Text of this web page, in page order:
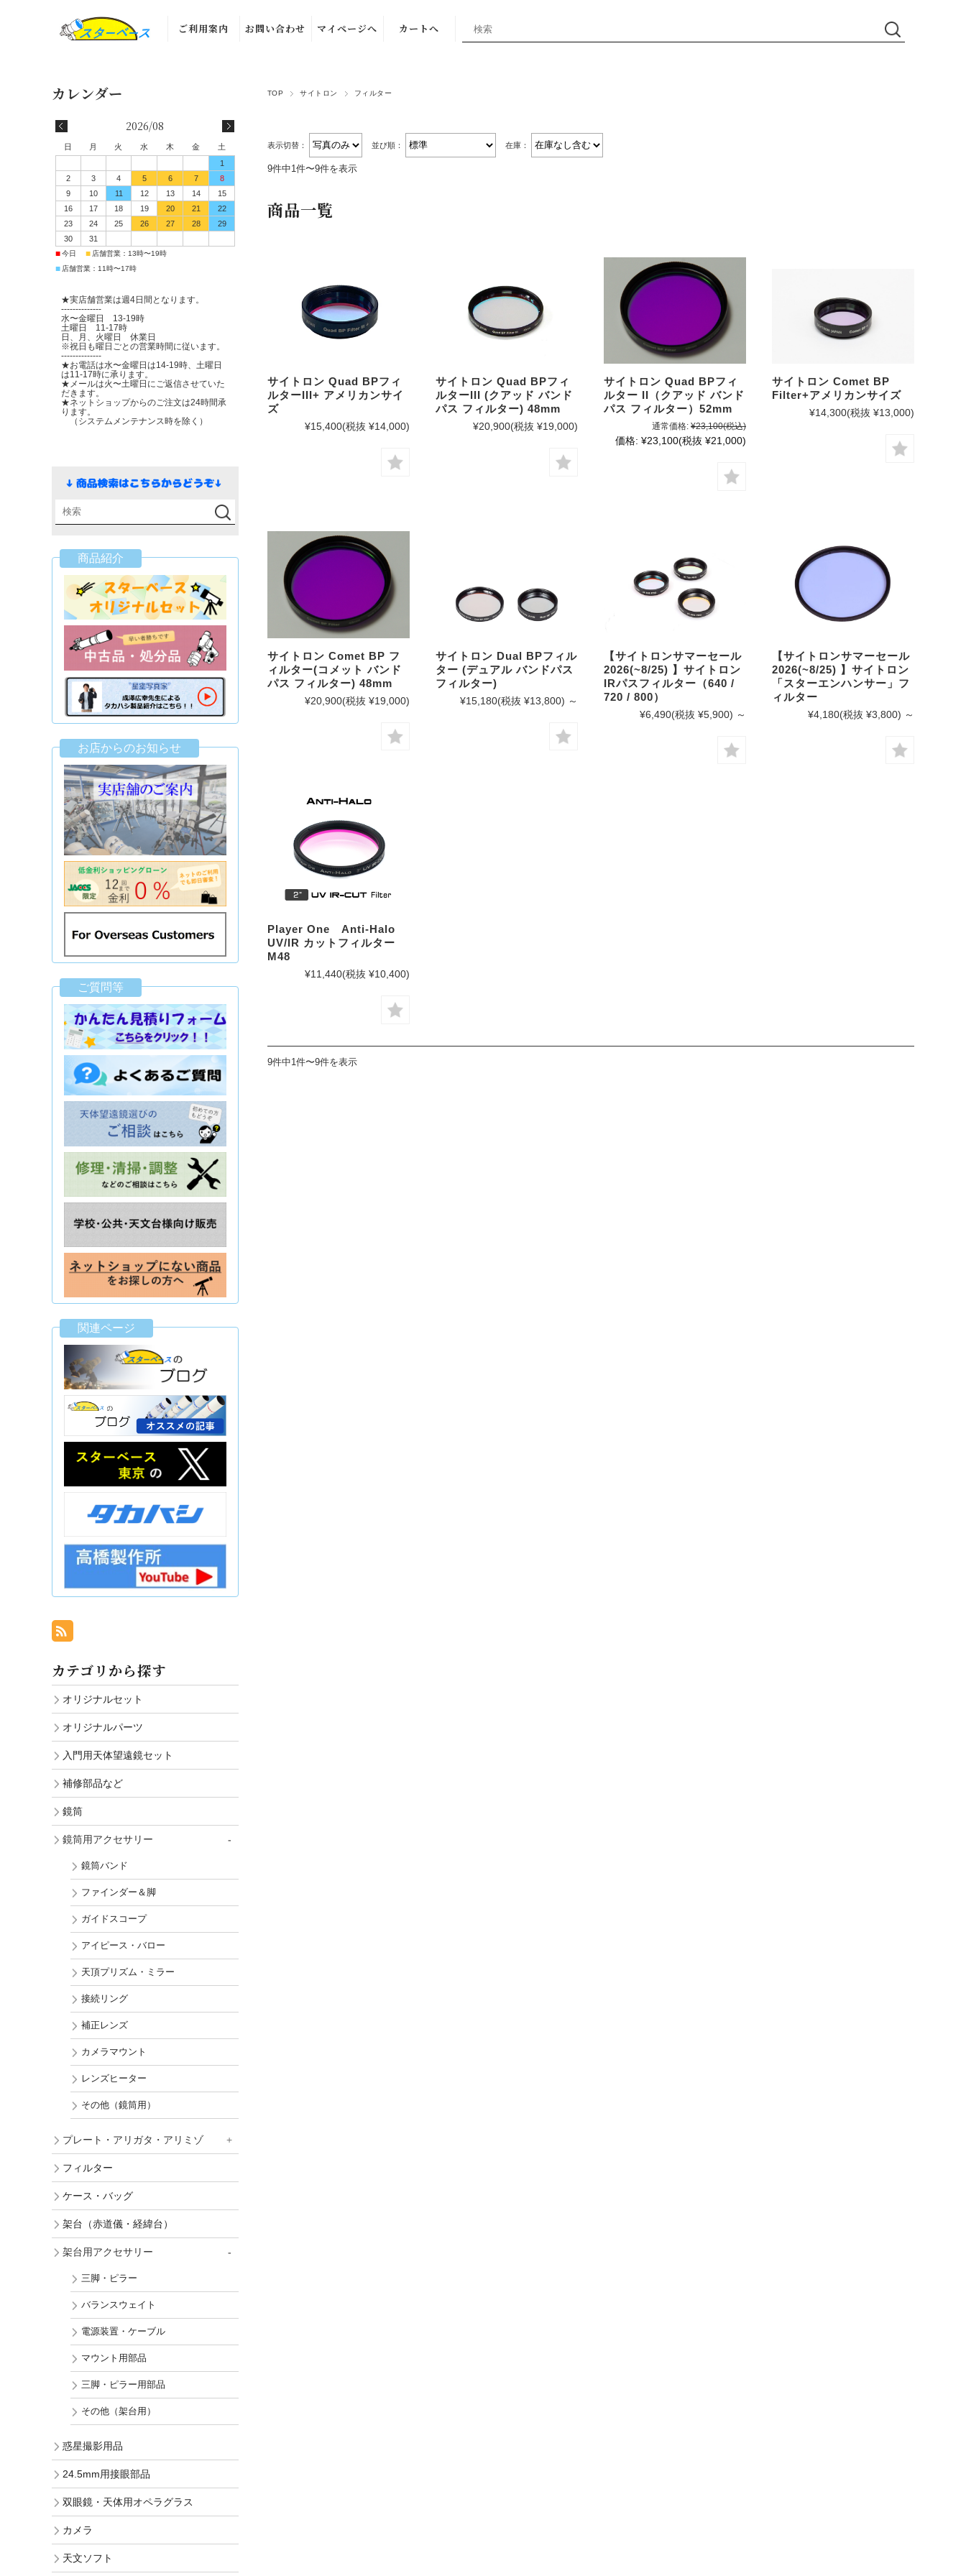
ご利用案内 お問い合わせ マイページへ カートへ
TOP サイトロン フィルター
表示切替： 並び順： 在庫：
9件中1件〜9件を表示
商品一覧
サイトロン Quad BPフィ
ルターIII+ アメリカンサイ
ズ
¥15,400(税抜 ¥14,000)
サイトロン Quad BPフィ
ルターIII (クアッド バンド
パス フィルター) 48mm
¥20,900(税抜 ¥19,000)
サイトロン Quad BPフィ
ルター II（クアッド バンド
パス フィルター）52mm
通常価格: ¥23,100(税込)
価格: ¥23,100(税抜 ¥21,000)
サイトロン Comet BP
Filter+アメリカンサイズ
¥14,300(税抜 ¥13,000)
サイトロン Comet BP フ
ィルター(コメット バンド
パス フィルター) 48mm
¥20,900(税抜 ¥19,000)
サイトロン Dual BPフィル
ター (デュアル バンドパス
フィルター)
¥15,180(税抜 ¥13,800) ～
【サイトロンサマーセール
2026(~8/25) 】サイトロン
IRパスフィルター（640 /
720 / 800）
¥6,490(税抜 ¥5,900) ～
【サイトロンサマーセール
2026(~8/25) 】サイトロン
「スターエンハンサー」フ
ィルター
¥4,180(税抜 ¥3,800) ～
Player One Anti-Halo
UV/IR カットフィルター
M48
¥11,440(税抜 ¥10,400)
9件中1件〜9件を表示
2026/08
日 月 火 水 木 金
土
1
2
3 4 5 6 7
8
9
10 11 12 13 14
15
16
17 18 19 20 21
22
23
24 25 26 27 28
29
30
31
■今日 ■ 店舗営業：13時〜19時
■ 店舗営業：11時〜17時
★実店舗営業は週4日間となります。
--------------
水〜金曜日 13-19時
土曜日 11-17時
日、月、火曜日 休業日
※祝日も曜日ごとの営業時間に従います。
--------------
★お電話は水〜金曜日は14-19時、土曜日
は11-17時に承ります。
★メールは火〜土曜日にご返信させていた
だきます。
★ネットショップからのご注文は24時間承
ります。
（システムメンテナンス時を除く）
商品紹介
お店からのお知らせ
ご質問等
関連ページ
カテゴリから探す
オリジナルセット
オリジナルパーツ
入門用天体望遠鏡セット
補修部品など
鏡筒
鏡筒用アクセサリー
鏡筒バンド
ファインダー＆脚
ガイドスコープ
アイピース・バロー
天頂プリズム・ミラー
接続リング
補正レンズ
カメラマウント
レンズヒーター
その他（鏡筒用）
プレート・アリガタ・アリミゾ
フィルター
ケース・バッグ
架台（赤道儀・経緯台）
架台用アクセサリー
三脚・ピラー
バランスウェイト
電源装置・ケーブル
マウント用部品
三脚・ピラー用部品
その他（架台用）
惑星撮影用品
24.5mm用接眼部品
双眼鏡・天体用オペラグラス
カメラ
天文ソフト